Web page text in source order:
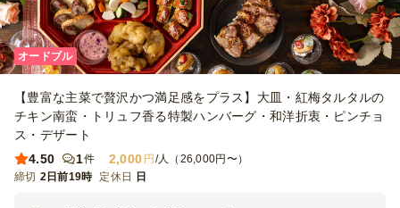
オードブル
【豊富な主菜で贅沢かつ満足感をプラス】大皿・紅梅タルタルの
チキン南蛮・トリュフ香る特製ハンバーグ・和洋折衷・ピンチョ
ス・デザート
4.50
1件 2,000 円 /人（26,000円〜）
締切 2日前19時 定休日 日